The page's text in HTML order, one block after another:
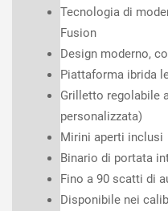
Tecnologia di
Fusion
Design moderno,
Piattaforma ibrida
Grilletto regolabile
personalizzata)
Mirini aperti inclusi
Binario di portata
Fino a 90 scatti di
Disponibile nei